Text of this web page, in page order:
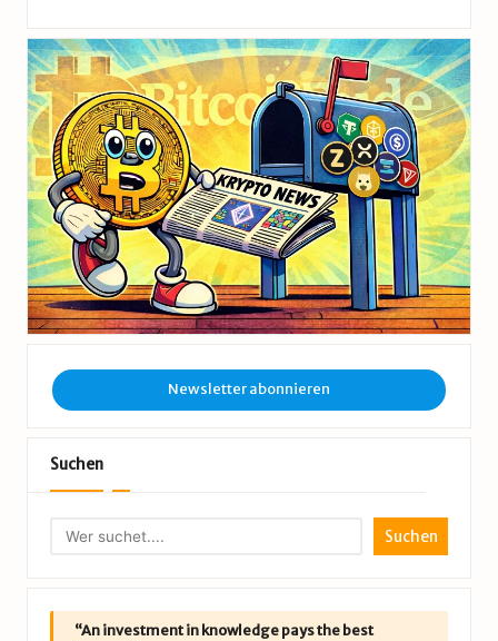
Newsletter abonnieren
Suchen
Suchen
“An investment in knowledge pays the best